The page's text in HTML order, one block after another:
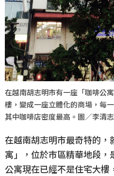
在越南胡志明市有一座「咖啡公
樓，變成一座立體化的商場，每
其中咖啡店密度最高。圖／李清
在越南胡志明市最奇特的，
寓」，位於市區精華地段，
公寓現在已經不是住宅大樓